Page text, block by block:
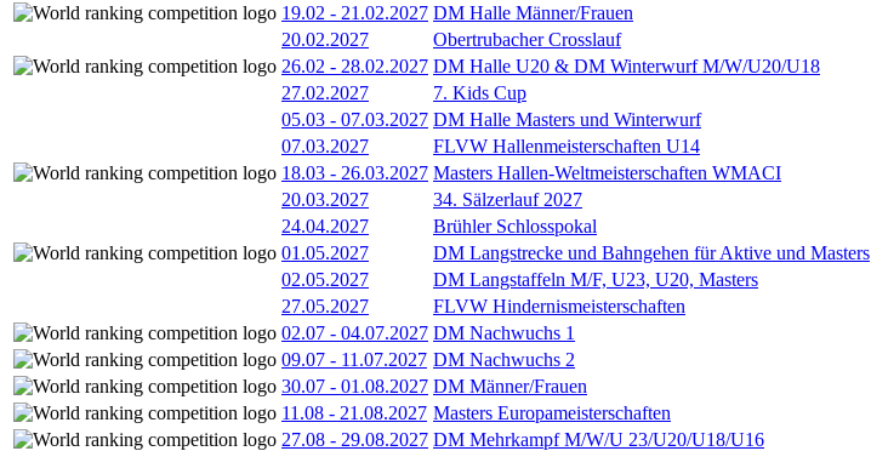
19.02 - 21.02.2027 DM Halle Männer/Frauen
20.02.2027
Obertrubacher Crosslauf
26.02 - 28.02.2027 DM Halle U20 & DM Winterwurf M/W/U20/U18
27.02.2027
7. Kids Cup
05.03 - 07.03.2027 DM Halle Masters und Winterwurf
07.03.2027
FLVW Hallenmeisterschaften U14
18.03 - 26.03.2027 Masters Hallen-Weltmeisterschaften WMACI
20.03.2027
34. Sälzerlauf 2027
24.04.2027
Brühler Schlosspokal
01.05.2027
DM Langstrecke und Bahngehen für Aktive und Masters
02.05.2027
DM Langstaffeln M/F, U23, U20, Masters
27.05.2027
FLVW Hindernismeisterschaften
02.07 - 04.07.2027 DM Nachwuchs 1
09.07 - 11.07.2027 DM Nachwuchs 2
30.07 - 01.08.2027 DM Männer/Frauen
11.08 - 21.08.2027 Masters Europameisterschaften
27.08 - 29.08.2027 DM Mehrkampf M/W/U 23/U20/U18/U16